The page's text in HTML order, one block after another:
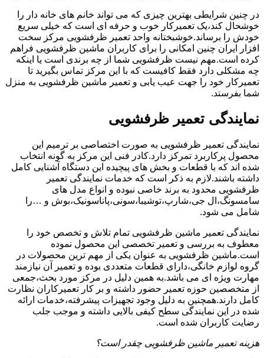
در چنین شرایطی بهترین چیزی که می تواند خانم های خانه دار را
خوشحال کند،یک تعمیرکار خوب و حرفه ای است که خیلی سریع
خودش را برساند.خوشبختانه واحد تعمیر ظرفشویی مرکز سخت
افزار ایران چنین امکانی را برای کاربران ماشین ظرفشویی فراهم
کرده است.مهم نیست ظرفشویی شما از چه برندی است یا اینکه
چه مشکلی دارد فقط کافیست که با این مرکز تماس بگیرید تا
تعمیرکار خود را جهت عیب یابی و تعمیر ماشین ظرفشویی به منزل
شما بفرستد.
نمایندگی تعمیر ظرفشویی
نمایندگی تعمیر ظرفشویی به صورت اختصاصی بر ترمیم این
محصول پرکاربرد تمرکز دارد.کادر فنی این مرکز به گونه انتخاب
شده اند که با قطعات و بخش های پیچیده این دستگاه آشنایی کامل
داشته باشند.لازم به ذکر است که خدمات نمایندگی تعمیر
ظرفشویی محدود به برند خاصی نبوده و انواع مدل های
سامسونگ،ال جی،شارپ،توشیبا،سونی،پاناسونیک،بوش و …را
شامل می شود.
نمایندگی تعمیر ماشین ظرفشویی تمام تلاش و تخصص خود را
معطوف به بررسی و تعمیر تخصصی این محصول نموده
است.ماشین ظرفشویی به عنوان یکی از مهم ترین محصولات در
گروه لوازم خانگی،دارای قطعات متعددی بوده و تعمیر آن نیازمند
مهارت ویژه ای می باشد.به همین دلیل در مرکز مورد بحث،جمعی
از متخصصین حوزه تعمیر حضور داشته و بر کار تعمیرکاران نظارت
کامل دارند.همچنین به دلیل وجود تجهیزات پیشرفته،خدمات ارائه
شده در این نمایندگی سطح کیفی بالایی داشته و موجب جلب
رضایت کاربران شده است.
هزینه تعمیر ماشین ظرفشویی چقدر است؟